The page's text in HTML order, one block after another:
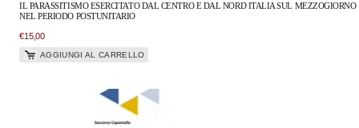
IL PARASSITISMO ESERCITATO DAL CENTRO E DAL NORD ITALIA SUL MEZZOGIORNO
NEL PERIODO POSTUNITARIO
€15,00
AGGIUNGI AL CARRELLO